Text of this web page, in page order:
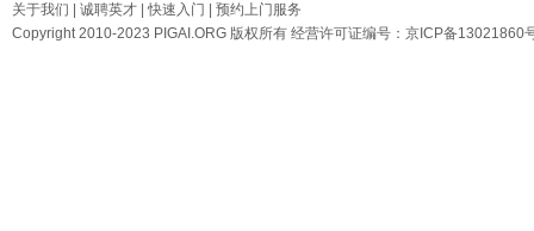
关于我们
诚聘英才 | 快速入门
预约上门服务
Copyright 2010-2023 PIGAI.ORG 版权所有 经营许可证编号： 京ICP备13021860